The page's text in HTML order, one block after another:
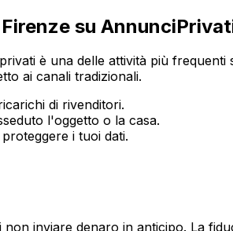
Firenze su
è una delle attività più
ai canali tradizionali.
di rivenditori.
l'oggetto o la casa.
i tuoi dati.
inviare denaro in anticipo. La